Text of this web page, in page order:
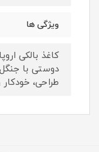
ویژگی ها
طراحی،